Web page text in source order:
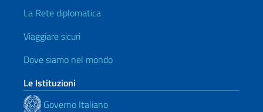
La Rete diplomatica
Viaggiare sicuri
Dove siamo nel mondo
Le Istituzioni
Governo Italiano